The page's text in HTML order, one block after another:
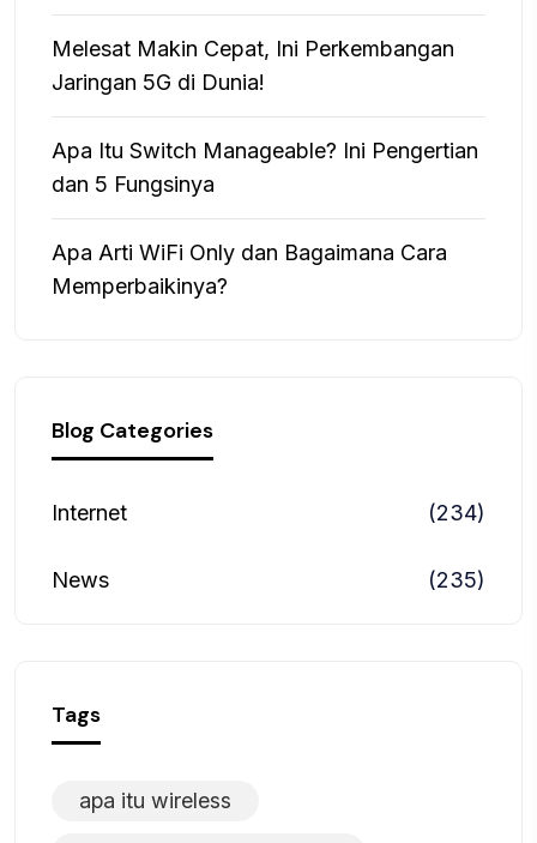
Melesat Makin Cepat, Ini Perkembangan
Jaringan 5G di Dunia!
Apa Itu Switch Manageable? Ini Pengertian
dan 5 Fungsinya
Apa Arti WiFi Only dan Bagaimana Cara
Memperbaikinya?
Blog Categories
Internet (234)
News (235)
Tags
apa itu wireless